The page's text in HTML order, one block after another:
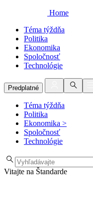
Home
Téma týždňa
Politika
Ekonomika
Spoločnosť
Technológie
Predplatné
Téma týždňa
Politika
Ekonomika >
Spoločnosť
Technológie
Vitajte na Štandarde